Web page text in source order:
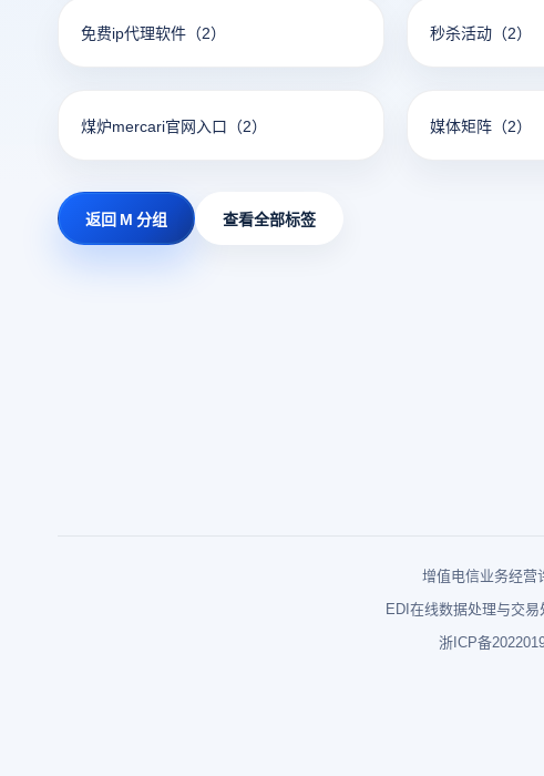
免费ip代理软件 （2） 秒杀活动 （2）
煤炉mercari官网入口 （2） 媒体矩阵 （2）
返回 M 分组 查看全部标签
增值电信业务经营
EDI在线数据处理与交
浙ICP备